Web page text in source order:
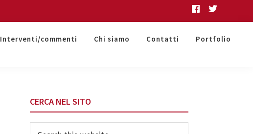
Interventi/commenti Chi siamo Contatti Portfolio
Primary
Sidebar
CERCA NEL SITO